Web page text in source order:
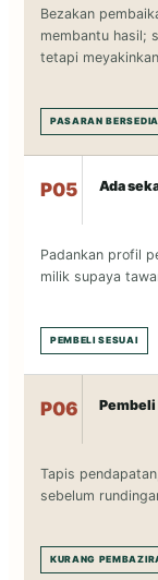
Bezakan
membantu hasil;
tetapi
PASARAN BERSEDIA
P05 Ada
Padankan profil
milik supaya
PEMBELI SESUAI
P06 Pembeli
Tapis
sebelum
KURANG